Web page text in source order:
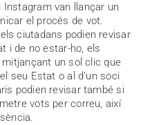
Instagram van llançar un
el procés de vot.
ciutadans podien revisar
i de no estar-ho, els
un sol clic que
seu Estat o al d’un soci
podien revisar també si
vots per correu, així